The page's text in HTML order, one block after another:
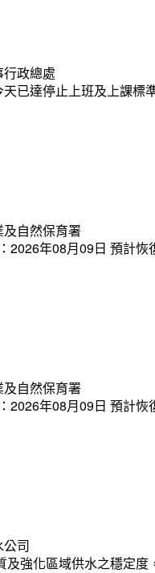
政總處
已達停止上班及上課
自然保育署
2026年08月09日 預計
自然保育署
2026年08月09日 預計
司
及強化區域供水之穩定